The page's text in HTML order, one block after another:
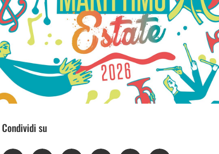
Condividi su